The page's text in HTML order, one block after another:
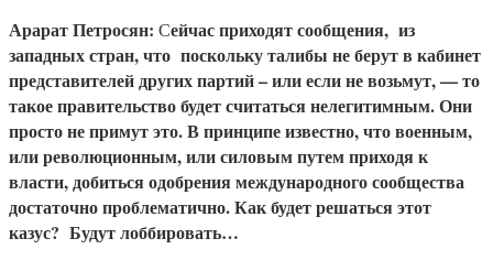
Арарат Петросян: Сейчас приходят сообщения, из
западных стран, что поскольку талибы не берут в кабинет
представителей других партий – или если не возьмут, — то
такое правительство будет считаться нелегитимным. Они
просто не примут это. В принципе известно, что военным,
или революционным, или силовым путем приходя к
власти, добиться одобрения международного сообщества
достаточно проблематично. Как будет решаться этот
казус? Будут лоббировать…